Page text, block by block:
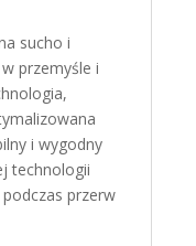
sucho i
przemyśle i
i wygodny
technologii
przerw